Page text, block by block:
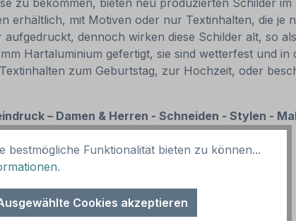
zu bekommen, bieten neu produzierten Schilder
erhältlich, mit Motiven oder nur Textinhalten, die je
dennoch wirken diese Schilder alt, so
Hartaluminium gefertigt, sie sind wetterfest und in
zum Geburtstag, zur Hochzeit, oder
– Damen & Herren - Schneiden - Stylen -
bestmögliche Funktionalität bieten zu können...
.
Cookies akzeptieren